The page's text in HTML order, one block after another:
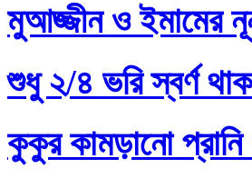
মুআজ্জীন ও ইমামের
শুধু ২/৪ ভরি স্বর্ণ
কুকুর কামড়ানো প্রানি